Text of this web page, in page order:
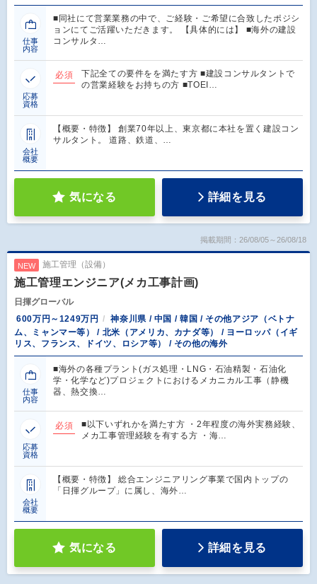
仕事
内容
■同社にて営業業務の中で、ご経験・ご希望に合致したポジシ
ョンにてご活躍いただきます。 【具体的には】 ■海外の建設
コンサルタ…
応募
資格
必須
下記全ての要件をを満たす方 ■建設コンサルタントで
の営業経験をお持ちの方 ■TOEI…
会社
概要
【概要・特徴】 創業70年以上、東京都に本社を置く建設コン
サルタント。 道路、鉄道、…
気になる 詳細を見る
掲載期間：26/08/05～26/08/18
NEW 施工管理（設備）
施工管理エンジニア(メカ工事計画)
日揮グローバル
600万円～1249万円
神奈川県 / 中国 / 韓国 / その他アジア（ベトナ
ム、ミャンマー等） / 北米（アメリカ、カナダ等） / ヨーロッパ（イギ
リス、フランス、ドイツ、ロシア等） / その他の海外
仕事
内容
■海外の各種プラント(ガス処理・LNG・石油精製・石油化
学・化学など)プロジェクトにおけるメカニカル工事（静機
器、熱交換…
応募
資格
必須
■以下いずれかを満たす方 ・2年程度の海外実務経験、
メカ工事管理経験を有する方 ・海…
会社
概要
【概要・特徴】 総合エンジニアリング事業で国内トップの
「日揮グループ」に属し、海外…
気になる 詳細を見る